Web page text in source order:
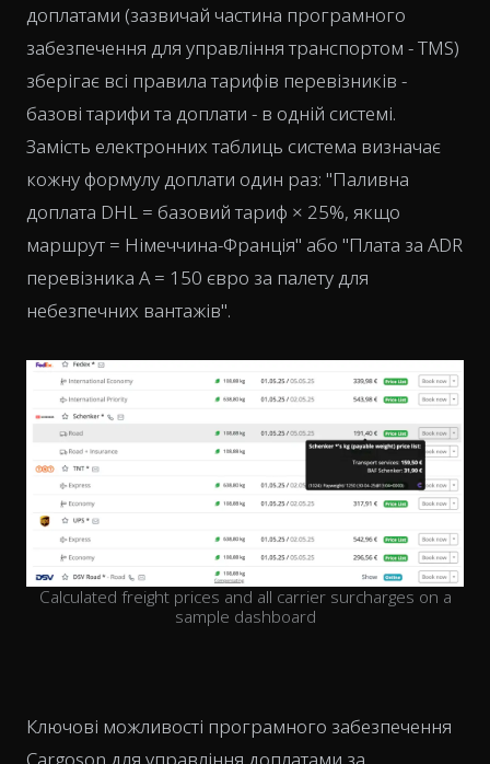
доплатами (зазвичай частина програмного
забезпечення для управління транспортом - TMS)
зберігає всі правила тарифів перевізників -
базові тарифи та доплати - в одній системі.
Замість електронних таблиць система визначає
кожну формулу доплати один раз: "Паливна
доплата DHL = базовий тариф × 25%, якщо
маршрут = Німеччина-Франція" або "Плата за ADR
перевізника A = 150 євро за палету для
небезпечних вантажів".
Calculated freight prices and all carrier surcharges on a
sample dashboard
Ключові можливості програмного забезпечення
Cargoson для управління доплатами за